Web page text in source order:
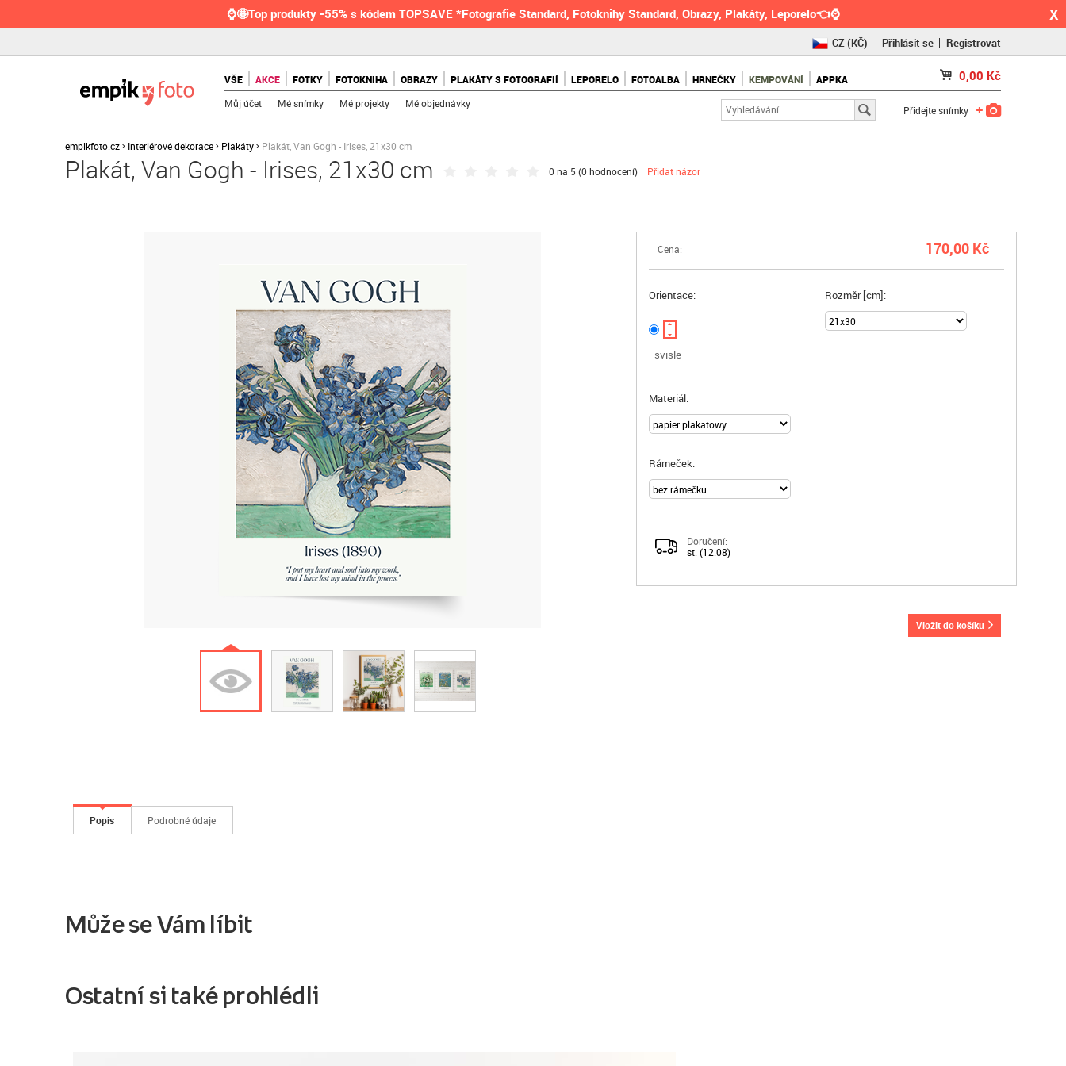
⌚🤩Top produkty -55% s kódem TOPSAVE *Fotografie Standard, Fotoknihy Standard, Obrazy, Plakáty, Leporelo👈⌚ X
CZ(KČ)
RO(RON)
Přihlásit se Registrovat
VŠE AKCE FOTKY FOTOKNIHA OBRAZY PLAKÁTY S FOTOGRAFIÍ LEPORELO FOTOALBA HRNEČKY KEMPOVÁNÍ APPKA 0,00 Kč
Můj účet Mé snímky Mé projekty Mé objednávky
Přidejte snímky
empikfoto.cz Interiérové dekorace Plakáty Plakát, Van Gogh - Irises, 21x30 cm
Plakát, Van Gogh - Irises, 21x30 cm 0 na 5 (0 hodnocení) Přidat názor
Cena: 170,00 Kč
Orientace:
svisle
Rozměr [cm]:
Materiál:
Rámeček:
Doručení:
st. (12.08)
vložit do košíku
Popis Podrobné údaje
Může se Vám líbit
Ostatní si také prohlédli